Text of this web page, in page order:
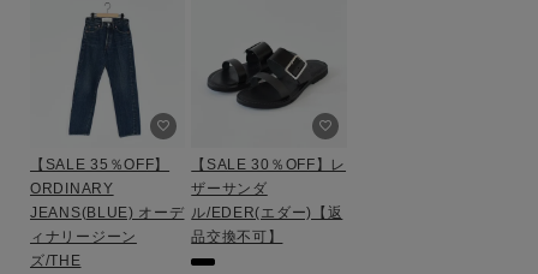
【SALE 35％OFF】
ORDINARY
JEANS(BLUE) オーデ
ィナリージーン
ズ/THE
【SALE 30％OFF】レ
ザーサンダ
ル/EDER(エダー)【返
品交換不可】